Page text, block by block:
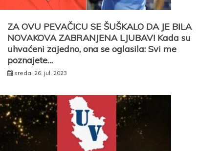
ZA OVU PEVAČICU SE ŠUŠKALO DA JE BILA
NOVAKOVA ZABRANJENA LJUBAV! Kada su
uhvaćeni zajedno, ona se oglasila: Svi me
poznajete…
sreda, 26. jul, 2023